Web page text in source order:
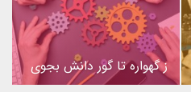
ز گهواره تا گور دانش بجوی